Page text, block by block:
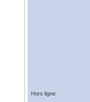
Hors ligne